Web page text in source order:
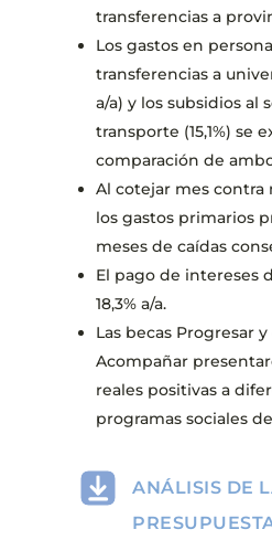
transferencias a
Los gastos en
transferencias a
a/a) y los subsidios al
transporte (15,1%) se
comparación de
Al cotejar mes contra
los gastos primarios
meses de caídas
El pago de intereses
18,3% a/a.
Las becas Progresar
Acompañar
reales positivas a
programas sociales
ANÁLISIS DE